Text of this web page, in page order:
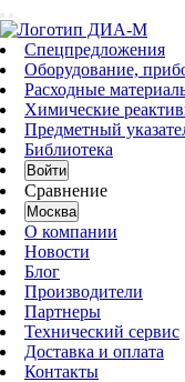
Спецпредложения
Оборудование,
Расходные
Химические
Предметный
Библиотека
Войти
Сравнение
Москва
О компании
Новости
Блог
Производители
Партнеры
Технический сервис
Доставка и оплата
Контакты